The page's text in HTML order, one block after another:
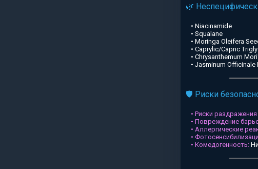
🌿
• Niacinamide
• Squalane
• Moringa Oleifera
• Caprylic/Capric
• Chrysanthemum
• Jasminum Officinale
🛡️ Риски
• Риски
• Повреждение
• Аллергические
•
• Комедогенность: